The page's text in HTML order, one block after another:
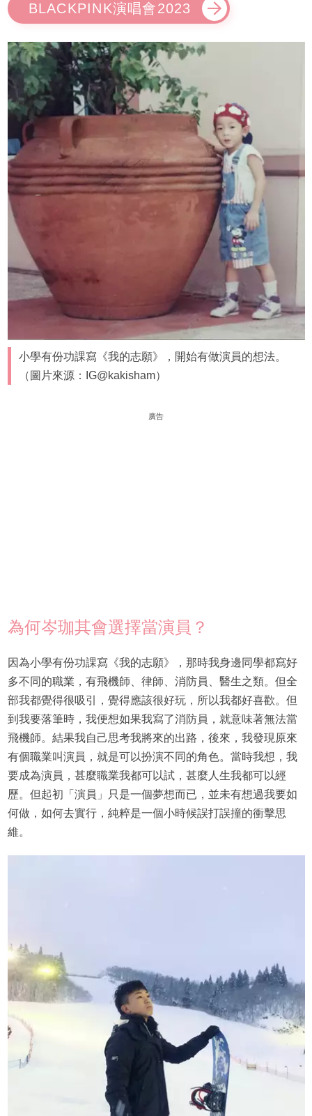
BLACKPINK演唱會2023
小學有份功課寫《我的志願》，開始有做演員的想法。
（圖片來源：IG@kakisham）
廣告
為何岑珈其會選擇當演員？
因為小學有份功課寫《我的志願》，那時我身邊同學都寫好
多不同的職業，有飛機師、律師、消防員、醫生之類。但全
部我都覺得很吸引，覺得應該很好玩，所以我都好喜歡。但
到我要落筆時，我便想如果我寫了消防員，就意味著無法當
飛機師。結果我自己思考我將來的出路，後來，我發現原來
有個職業叫演員，就是可以扮演不同的角色。當時我想，我
要成為演員，甚麼職業我都可以試，甚麼人生我都可以經
歷。但起初「演員」只是一個夢想而已，並未有想過我要如
何做，如何去實行，純粹是一個小時候誤打誤撞的衝擊思
維。